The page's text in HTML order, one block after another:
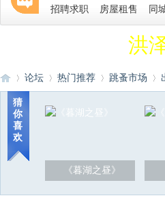
招聘求职
房屋租售 同
洪
»
论坛 热门推荐 跳蚤市场
猜
你
喜
欢
《暮湖之昼》